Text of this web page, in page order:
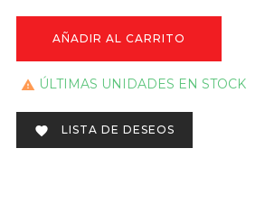
AÑADIR AL CARRITO
 ÚLTIMAS UNIDADES EN STOCK
 LISTA DE DESEOS